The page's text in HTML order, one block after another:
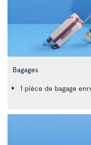
Bagages
1 pièce de bagage